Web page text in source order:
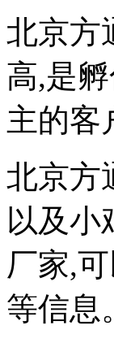
北京方
高,是
主的客
北京方
以及小
厂家,
等信息